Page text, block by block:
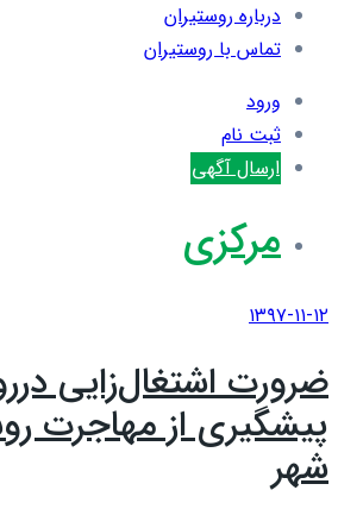
درباره روستیران
تماس با روستیران
ورود
ثبت نام
ارسال آگهی
مرکزی
۱۳۹۷-۱۱-۱۲
ضرورت اشتغال‌زایی
پیشگیری از مهاجرت
شهر